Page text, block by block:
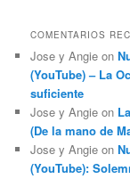
COMENTARIOS
Jose y Angie on
(YouTube) – La
suficiente
Jose y Angie on
(De la mano de
Jose y Angie on
(YouTube):